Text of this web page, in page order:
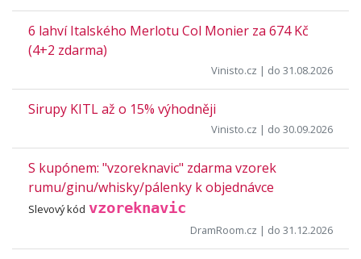
6 lahví Italského Merlotu Col Monier za 674 Kč
(4+2 zdarma)
Vinisto.cz | do 31.08.2026
Sirupy KITL až o 15% výhodněji
Vinisto.cz | do 30.09.2026
S kupónem: "vzoreknavic" zdarma vzorek
rumu/ginu/whisky/pálenky k objednávce
Slevový kód vzoreknavic
DramRoom.cz | do 31.12.2026